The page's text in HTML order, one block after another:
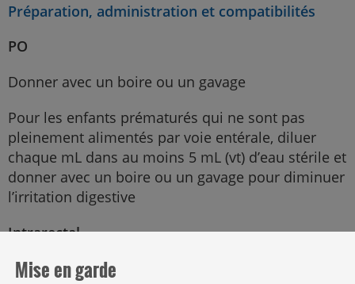
Préparation, administration et compatibilités
PO
Donner avec un boire ou un gavage
Pour les enfants prématurés qui ne sont pas
pleinement alimentés par voie entérale, diluer
chaque mL dans au moins 5 mL (vt) d’eau stérile et
donner avec un boire ou un gavage pour diminuer
l’irritation digestive
Intrarectal
Utiliser la solution orale en administration
Mise en garde